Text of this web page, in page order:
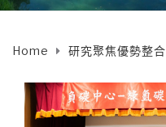
Home 研究聚焦優勢整合